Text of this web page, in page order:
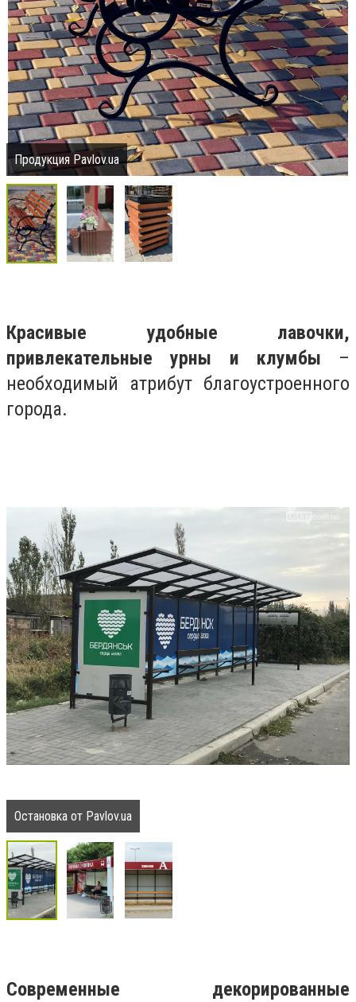
Продукция Pavlov.ua
Красивые удобные лавочки,
привлекательные урны и клумбы –
необходимый атрибут благоустроенного
города.
Остановка от Pavlov.ua
Современные декорированные